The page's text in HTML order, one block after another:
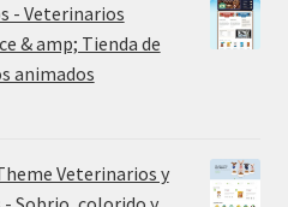
- Veterinarios
& amp; Tienda de
animados
Veterinarios y